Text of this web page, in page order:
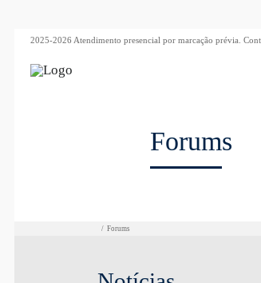
2025-2026 Atendimento presencial por marcação prévia.
Forums
/ Forums